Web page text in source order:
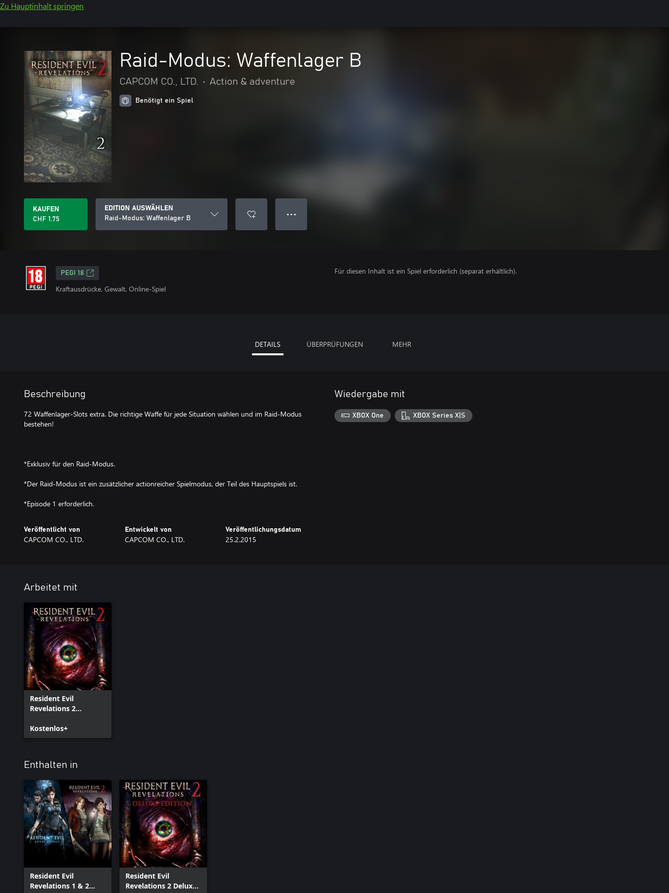
Zu Hauptinhalt springen
Raid-Modus: Waffenlager B
CAPCOM CO., LTD. • Action & adventure
Benötigt ein Spiel
KAUFEN
CHF 1.75
EDITION AUSWÄHLEN
Raid-Modus: Waffenlager B
● ● ●
PEGI 18
Kraftausdrücke, Gewalt, Online-Spiel
Für diesen Inhalt ist ein Spiel erforderlich (separat erhältlich).
DETAILS ÜBERPRÜFUNGEN MEHR
Beschreibung
72 Waffenlager-Slots extra. Die richtige Waffe für jede Situation wählen und im Raid-Modus
bestehen!
*Exklusiv für den Raid-Modus.
*Der Raid-Modus ist ein zusätzlicher actionreicher Spielmodus, der Teil des Hauptspiels ist.
*Episode 1 erforderlich.
Veröffentlicht von
CAPCOM CO., LTD.
Entwickelt von
CAPCOM CO., LTD.
Veröffentlichungsdatum
25.2.2015
Wiedergabe mit
XBOX One XBOX Series X|S
Arbeitet mit
Resident Evil
Revelations 2
Kostenlos+
Enthalten in
Resident Evil
Revelations 1 & 2
Resident Evil
Revelations 2 Deluxe